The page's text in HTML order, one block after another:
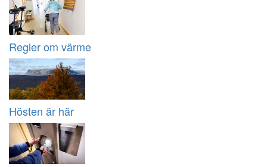
Regler om värme
Hösten är här